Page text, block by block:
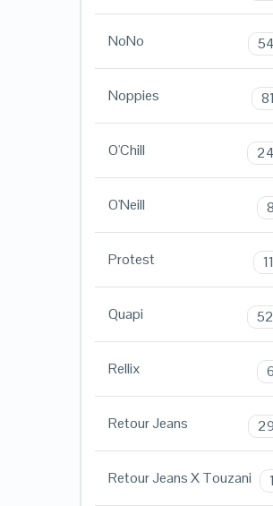
NoNo
Noppies
O'Chill
O'Neill
Protest
Quapi
Rellix
Retour Jeans
Retour Jeans X Touzani